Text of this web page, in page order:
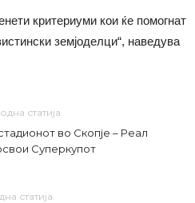
критериуми кои ќе помогнат
земјоделци“, наведува
статија
во Скопје – Реал
Суперкупот
статија